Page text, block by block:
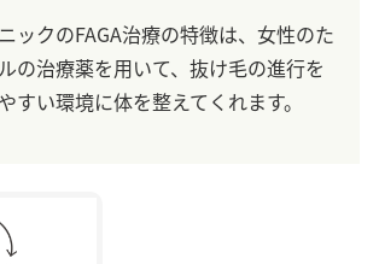
ックのFAGA治療の特徴は、女性のた
の治療薬を用いて、抜け毛の進行を
すい環境に体を整えてくれます。